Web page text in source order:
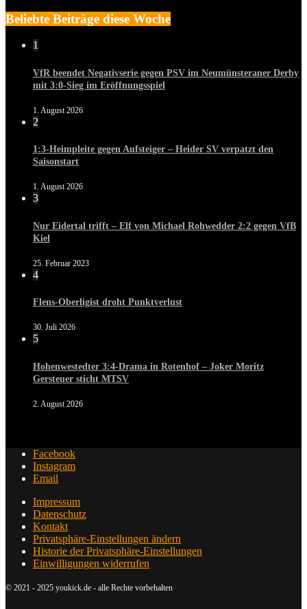
Beliebte Beiträge diese Woche
1
VfR beendet Negativserie gegen PSV im Neumünsteraner Derby
mit 3:0-Sieg im Eröffnungsspiel
1. August 2026
2
1:3-Heimpleite gegen Aufsteiger – Heider SV verpatzt den
Saisonstart
1. August 2026
3
Nur Eidertal trifft – Elf von Michael Rohwedder 2:2 gegen VfB
Kiel
25. Februar 2023
4
Flens-Oberligist droht Punktverlust
30. Juli 2026
5
Hohenwestedter 3:4-Drama in Rotenhof – Joker Moritz
Gersteuer sticht MTSV
2. August 2026
Facebook
Instagram
Email
Impressum
Datenschutz
Kontakt
Privatsphäre-Einstellungen ändern
Historie der Privatsphäre-Einstellungen
Einwilligungen widerrufen
© 2021 - 2025 youkick.de - alle Rechte vorbehalten